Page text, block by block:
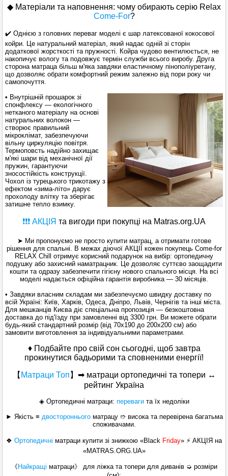
◆ Матеріали та наповнення: чому обирають серію Relax
Come-For?
✔️ Однією з головних переваг моделі є шар латексованої кокосової
койри. Це натуральний матеріал, який надає одній зі сторін
додаткової жорсткості та пружності. Койра чудово вентилюється, не
накопичує вологу та подовжує термін служби всього виробу. Друга
сторона матраца більш м'яка завдяки еластичному пінополіуретану,
що дозволяє обрати комфортний режим залежно від пори року чи
самопочуття.
• Внутрішній прошарок зі
спонфлексу — екологічного
нетканого матеріалу на основі
натуральних волокон —
створює правильний
мікроклімат, забезпечуючи
вільну циркуляцію повітря.
Термоповсть надійно захищає
м'які шари від механічної дії
пружин, гарантуючи
зносостійкість конструкції.
Чохол із турецького трикотажу з
ефектом «зима-літо» дарує
прохолоду влітку та зберігає
затишне тепло взимку.
❗❗❗ АКЦІЯ та вигоди при покупці на Matras.org.UA
➤ Ми пропонуємо не просто купити матрац, а отримати готове
рішення для спальні. В межах діючої АКЦІЇ кожен покупець Come-for
RELAX Chill отримує корисний подарунок на вибір: ортопедичну
подушку або захисний наматрацник. Це дозволяє суттєво заощадити
кошти та одразу забезпечити гігієну нового спального місця. На всі
моделі надається офіційна гарантія виробника — 30 місяців.
• Завдяки власним складам ми забезпечуємо швидку доставку по
всій Україні: Київ, Харків, Одеса, Дніпро, Львів, Чернігів та інші міста.
Для мешканців Києва діє спеціальна пропозиція — безкоштовна
доставка до під'їзду при замовленні від 3300 грн. Ви можете обрати
будь-який стандартний розмір (від 70x190 до 200x200 см) або
замовити виготовлення за індивідуальними параметрами.
♦ Подбайте про свій сон сьогодні, щоб завтра
прокинутися бадьорими та сповненими енергії!
【 Матраци Топ 】 ➡ матраци ортопедичні та топери ↔
рейтинг Україна
◈ Ортопедичні матраци: перевагита їх недоліки
► Якість ≡ двосторонньогоматрацу ➱ висока та перевірена багатьма
споживачами.
❖ Ортопедичні матраци купити зі знижкою «Black Friday» ⚡ АКЦІЯ на
«MATRAS.ORG.UA»
《 Найкращі матраци》 для ліжка та топери для диванів ➭ розміри